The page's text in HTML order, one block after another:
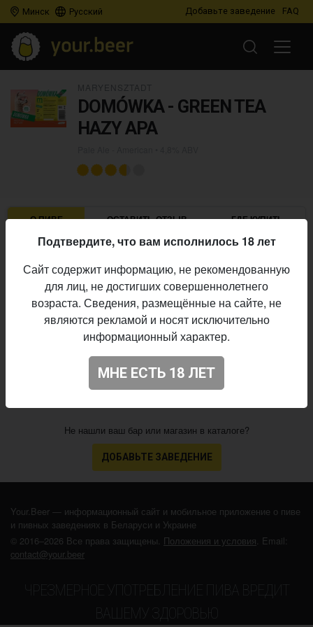
Минск Русский Добавьте заведение FAQ
DOMÓWKA - GREEN TEA
HAZY APA
О ПИВЕ ОСТАВИТЬ ОТЗЫВ ГДЕ КУПИТЬ
Стиль:
Pale Ale - American
Алкоголь:
4,8%
выпуска:
03.06.2026
3.611
Не нашли ваш бар или магазин в каталоге?
ДОБАВЬТЕ ЗАВЕДЕНИЕ
Your.Beer — информационный сайт и мобильное приложение о пиве
и пивных заведениях в Беларуси и Украине
© 2016–2026 Все права защищены. Положения и условия. Email:
contact@your.beer
ЧРЕЗМЕРНОЕ УПОТРЕБЛЕНИЕ ПИВА ВРЕДИТ
ВАШЕМУ ЗДОРОВЬЮ
Подтвердите, что вам исполнилось 18 лет
Сайт содержит информацию, не рекомендованную
для лиц, не достигших совершеннолетнего
возраста. Сведения, размещённые на сайте, не
являются рекламой и носят исключительно
информационный характер.
МНЕ ЕСТЬ 18 ЛЕТ